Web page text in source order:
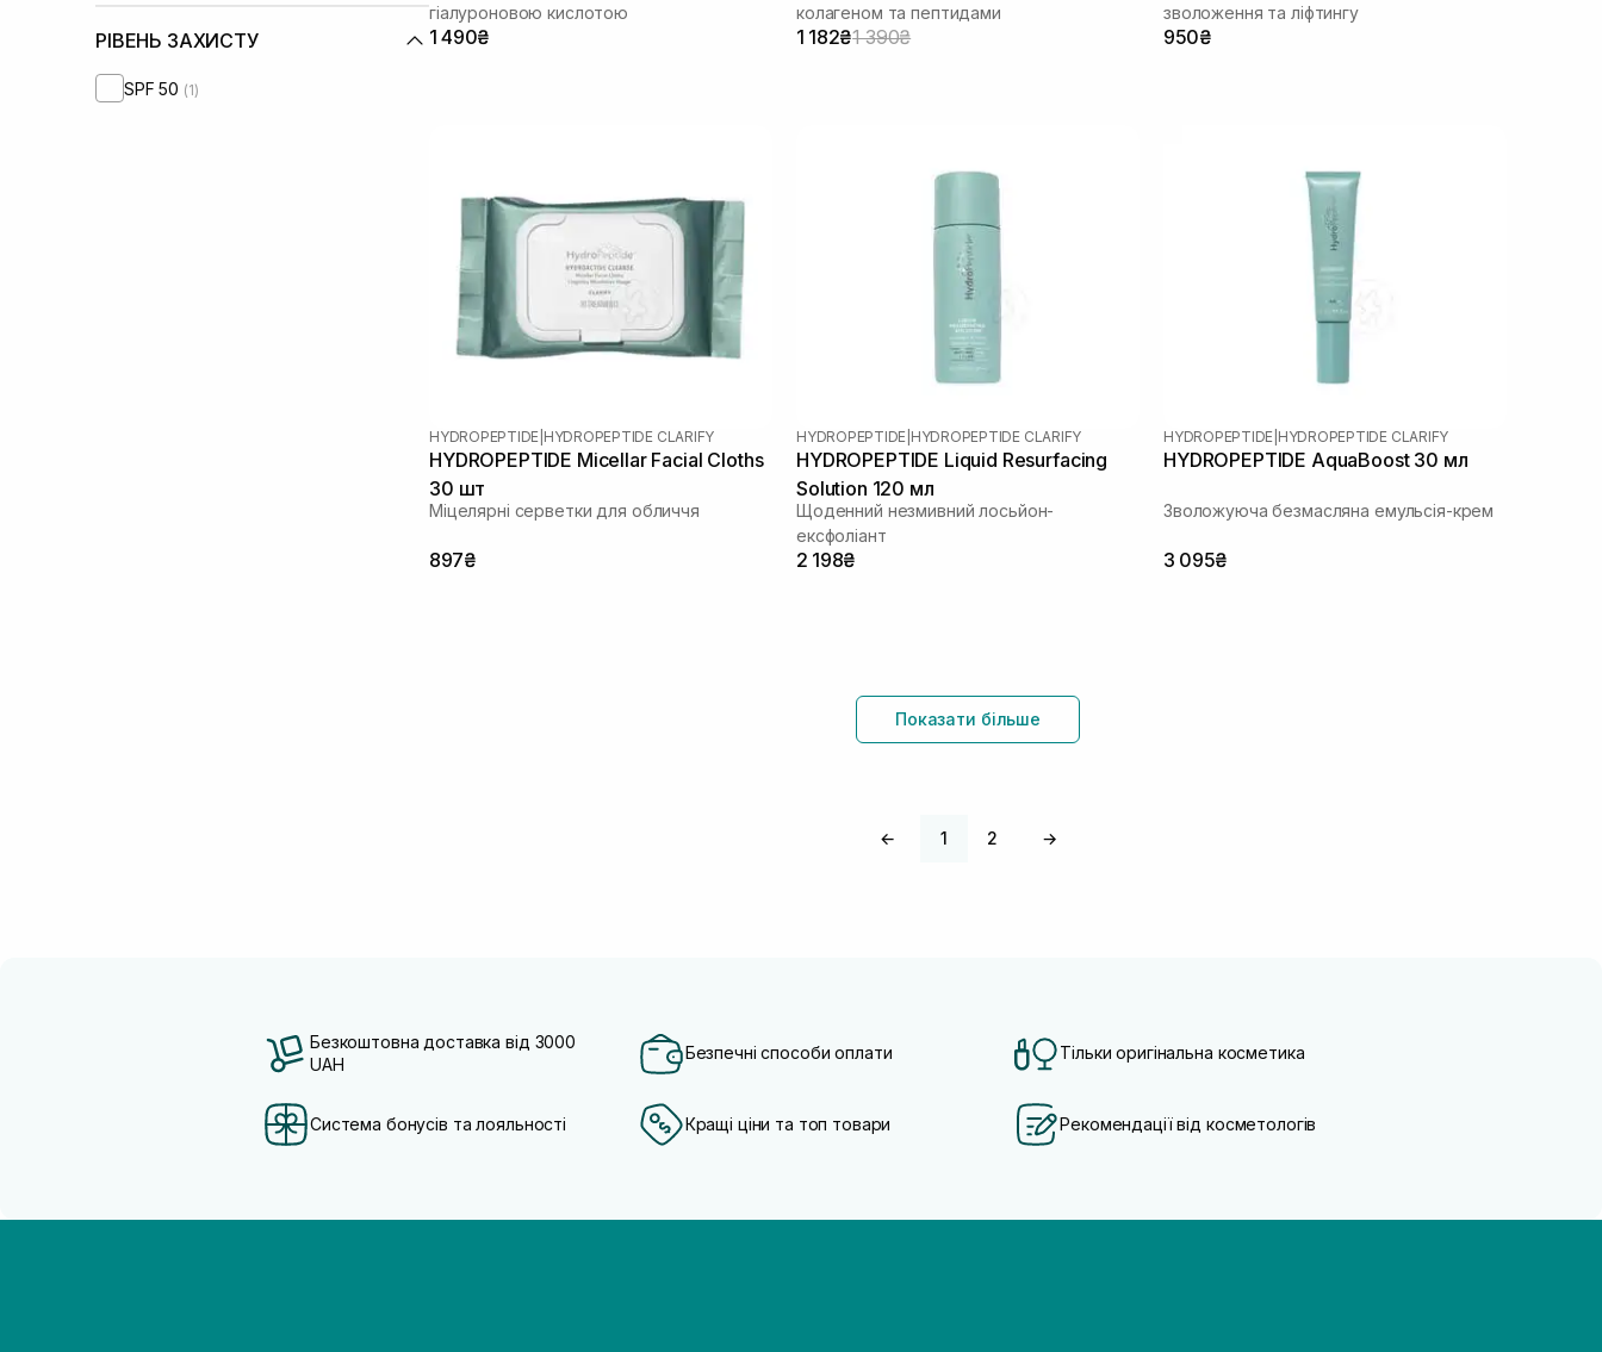
Екстракт камелії
Колаген (9)
РІВЕНЬ ЗАХИСТУ
SPF 50 (1)
гіалуроновою кислотою
1 490₴
колагеном та пептидами
1 182₴1 390₴
зволоження та ліфтингу
950₴
HYDROPEPTIDE HYDROPEPTIDE CLARIFY
HYDROPEPTIDE Micellar Facial Cloths
30 шт
Міцелярні серветки для обличчя
897₴
HYDROPEPTIDE HYDROPEPTIDE CLARIFY
HYDROPEPTIDE Liquid Resurfacing
Solution 120 мл
Щоденний незмивний лосьйон-
ексфоліант
2 198₴
HYDROPEPTIDE HYDROPEPTIDE CLARIFY
HYDROPEPTIDE AquaBoost 30 мл
Зволожуюча безмасляна емульсія-крем
3 095₴
Показати більше
← 1 2 →
Безкоштовна доставка від 3000
UAH
Безпечні способи оплати Тільки оригінальна косметика
Система бонусів та лояльності Кращі ціни та топ товари Рекомендації від косметологів